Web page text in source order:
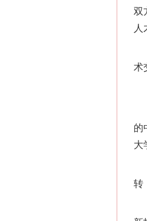
双
术
“
的
大
转